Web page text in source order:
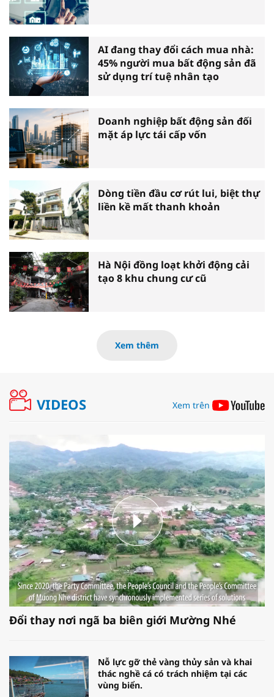
AI đang thay đổi cách mua nhà:
45% người mua bất động sản đã
sử dụng trí tuệ nhân tạo
Doanh nghiệp bất động sản đối
mặt áp lực tái cấp vốn
Dòng tiền đầu cơ rút lui, biệt thự
liền kề mất thanh khoản
Hà Nội đồng loạt khởi động cải
tạo 8 khu chung cư cũ
Xem thêm
VIDEOS Xem trên
Đổi thay nơi ngã ba biên giới Mường Nhé
Nỗ lực gỡ thẻ vàng thủy sản và khai
thác nghề cá có trách nhiệm tại các
vùng biển.